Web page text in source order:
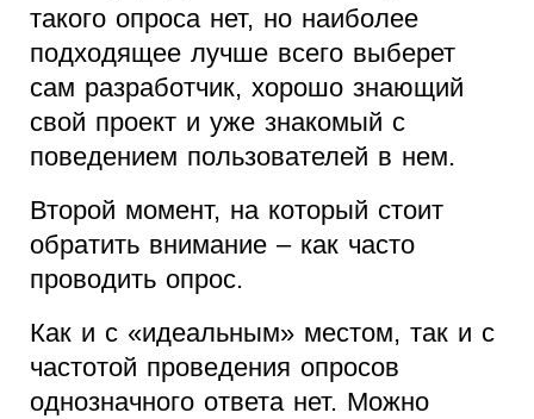
такого опроса нет, но наиболее
подходящее лучше всего выберет
сам разработчик, хорошо знающий
свой проект и уже знакомый с
поведением пользователей в нем.
Второй момент, на который стоит
обратить внимание – как часто
проводить опрос.
Как и с «идеальным» местом, так и с
частотой проведения опросов
однозначного ответа нет. Можно